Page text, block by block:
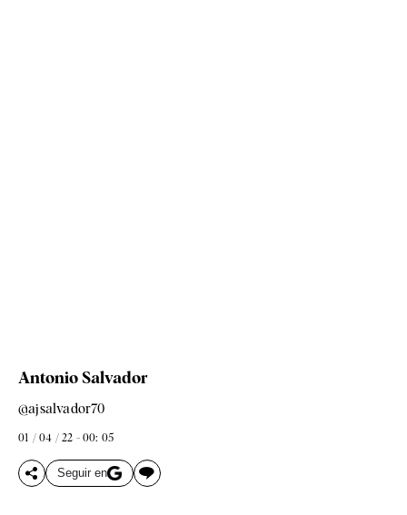
Antonio Salvador
@ajsalvador70
01 / 04 / 22 - 00: 05
Seguir en